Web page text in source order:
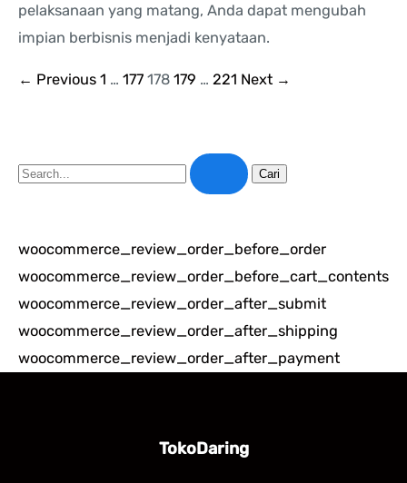
pelaksanaan yang matang, Anda dapat mengubah
impian berbisnis menjadi kenyataan.
← Previous 1 … 177 178 179 … 221 Next →
Cari
woocommerce_review_order_before_order
woocommerce_review_order_before_cart_contents
woocommerce_review_order_after_submit
woocommerce_review_order_after_shipping
woocommerce_review_order_after_payment
TokoDaring